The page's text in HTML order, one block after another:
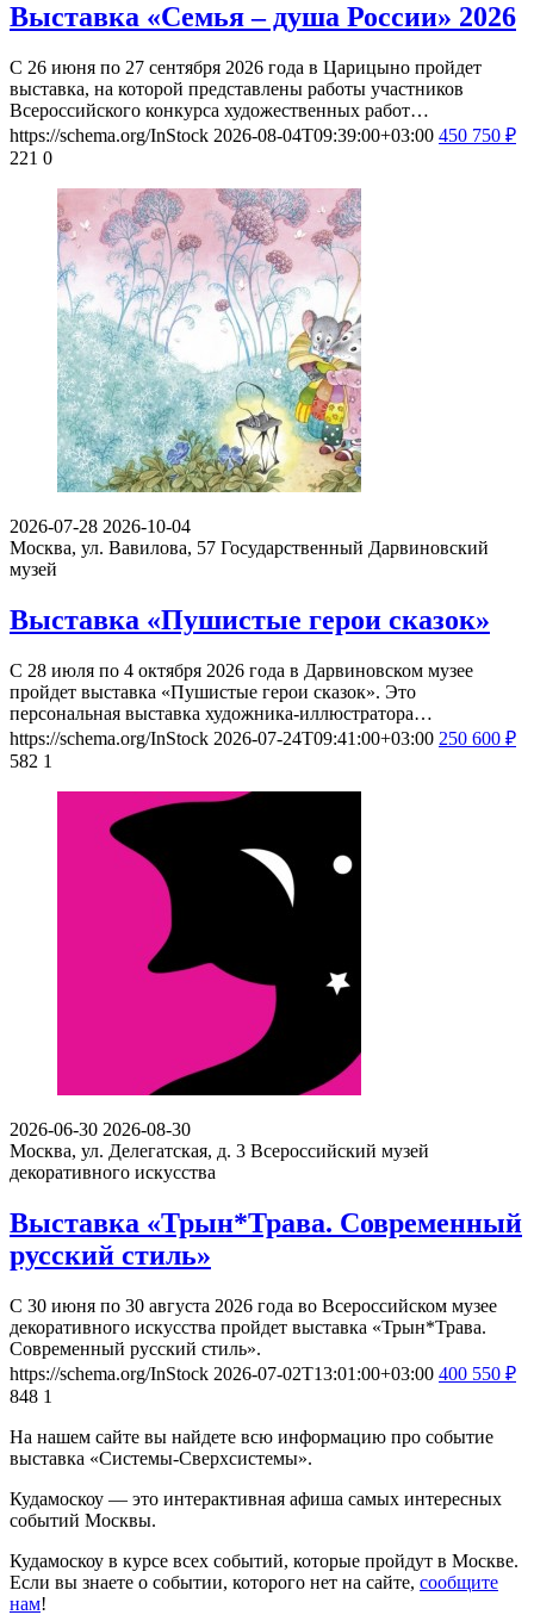
Выставка «Семья – душа России» 2026
С 26 июня по 27 сентября 2026 года в Царицыно пройдет
выставка, на которой представлены работы участников
Всероссийского конкурса художественных работ…
https://schema.org/InStock 2026-08-04T09:39:00+03:00 450 750 ₽
221 0
2026-07-28 2026-10-04
Москва, ул. Вавилова, 57 Государственный Дарвиновский
музей
Выставка «Пушистые герои сказок»
С 28 июля по 4 октября 2026 года в Дарвиновском музее
пройдет выставка «Пушистые герои сказок». Это
персональная выставка художника-иллюстратора…
https://schema.org/InStock 2026-07-24T09:41:00+03:00 250 600 ₽
582 1
2026-06-30 2026-08-30
Москва, ул. Делегатская, д. 3 Всероссийский музей
декоративного искусства
Выставка «Трын*Трава. Современный
русский стиль»
С 30 июня по 30 августа 2026 года во Всероссийском музее
декоративного искусства пройдет выставка «Трын*Трава.
Современный русский стиль».
https://schema.org/InStock 2026-07-02T13:01:00+03:00 400 550 ₽
848 1
На нашем сайте вы найдете всю информацию про событие
выставка «Системы-Сверхсистемы».
Кудамоскоу — это интерактивная афиша самых интересных
событий Москвы.
Кудамоскоу в курсе всех событий, которые пройдут в Москве.
Если вы знаете о событии, которого нет на сайте, сообщите
нам!